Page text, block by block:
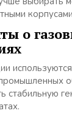
о
стабильную